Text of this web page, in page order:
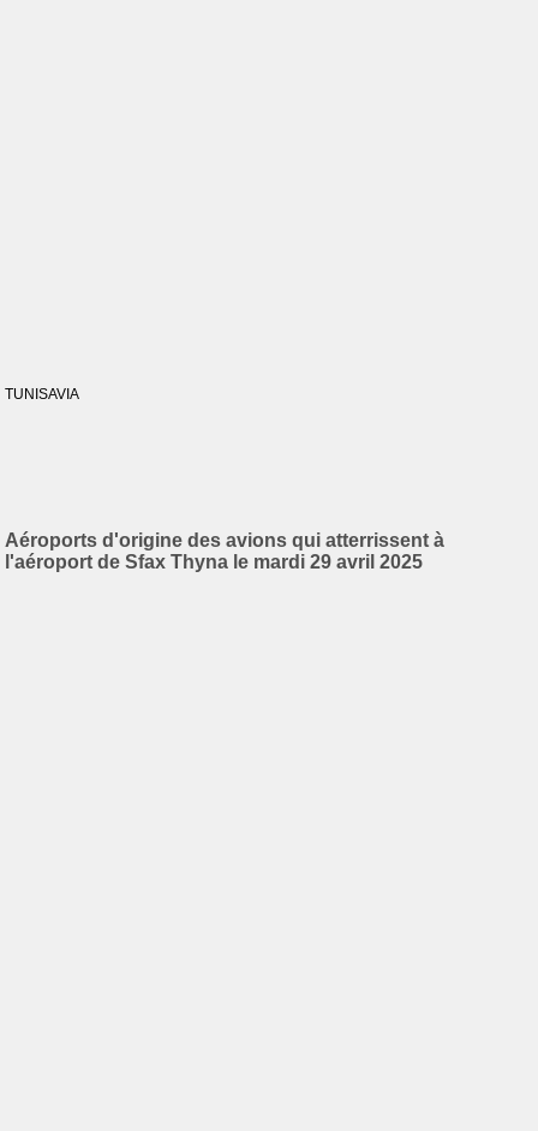
TUNISAVIA
Aéroports d'origine des avions qui atterrissent à
l'aéroport de Sfax Thyna le mardi 29 avril 2025